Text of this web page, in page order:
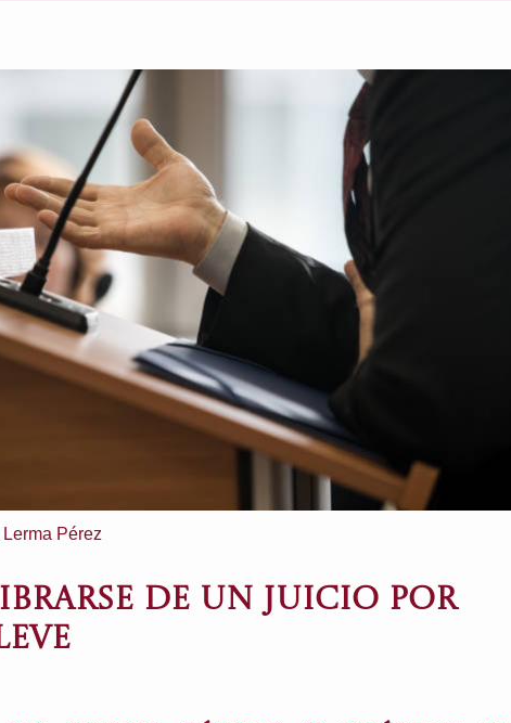
Pérez
DE UN JUICIO POR